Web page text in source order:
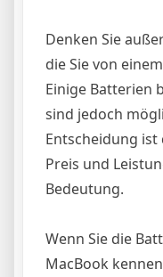
Denken Sie
die Sie von
Einige Batterien
sind jedoch
Entscheidung ist
Preis und
Bedeutung.
Wenn Sie die
MacBook